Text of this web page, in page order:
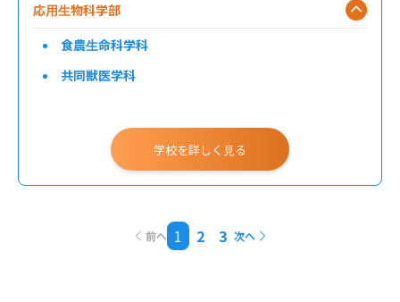
応用生物科学部
食農生命科学科
共同獣医学科
学校を詳しく見る
前へ 1 2 3 次へ